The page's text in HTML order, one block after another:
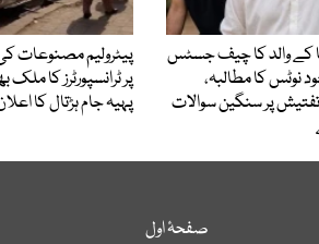
کے والد کا چیف جسٹس
نوٹس کا مطالبہ،
پر سنگین سوالات
پیٹرولیم مصنوعات
پر ٹرانسپورٹرز کا ملک
پہیہ جام ہڑتال کا
صفحۂ اول